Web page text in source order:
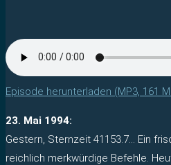
Episode herunterladen (MP3, 161
23. Mai 1994:
Gestern, Sternzeit 41153.7… Ein
reichlich merkwürdige Befehle.